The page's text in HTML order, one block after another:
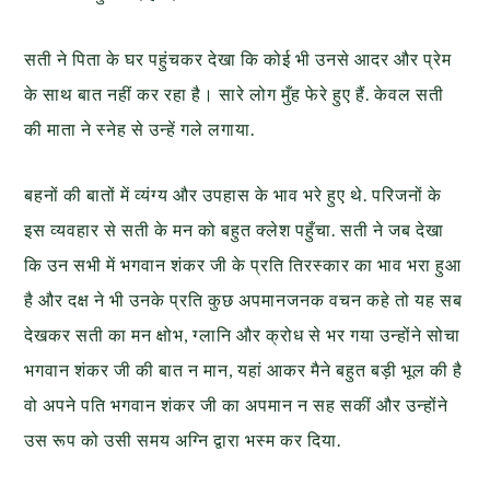
सती ने पिता के घर पहुंचकर देखा कि कोई भी उनसे आदर और प्रेम
के साथ बात नहीं कर रहा है। सारे लोग मुँह फेरे हुए हैं. केवल सती
की माता ने स्नेह से उन्हें गले लगाया.
बहनों की बातों में व्यंग्य और उपहास के भाव भरे हुए थे. परिजनों के
इस व्यवहार से सती के मन को बहुत क्लेश पहुँचा. सती ने जब देखा
कि उन सभी में भगवान शंकर जी के प्रति तिरस्कार का भाव भरा हुआ
है और दक्ष ने भी उनके प्रति कुछ अपमानजनक वचन कहे तो यह सब
देखकर सती का मन क्षोभ, ग्लानि और क्रोध से भर गया उन्होंने सोचा
भगवान शंकर जी की बात न मान, यहां आकर मैने बहुत बड़ी भूल की है
वो अपने पति भगवान शंकर जी का अपमान न सह सकीं और उन्होंने
उस रूप को उसी समय अग्नि द्वारा भस्म कर दिया.